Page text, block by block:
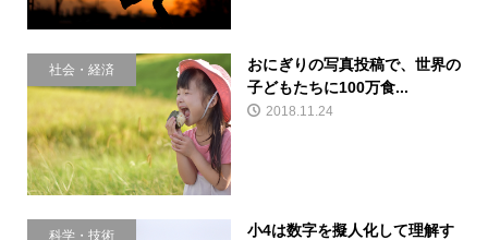
社会・経済
おにぎりの写真投稿で、世界の
子どもたちに100万食...
2018.11.24
科学・技術
小4は数字を擬人化して理解す